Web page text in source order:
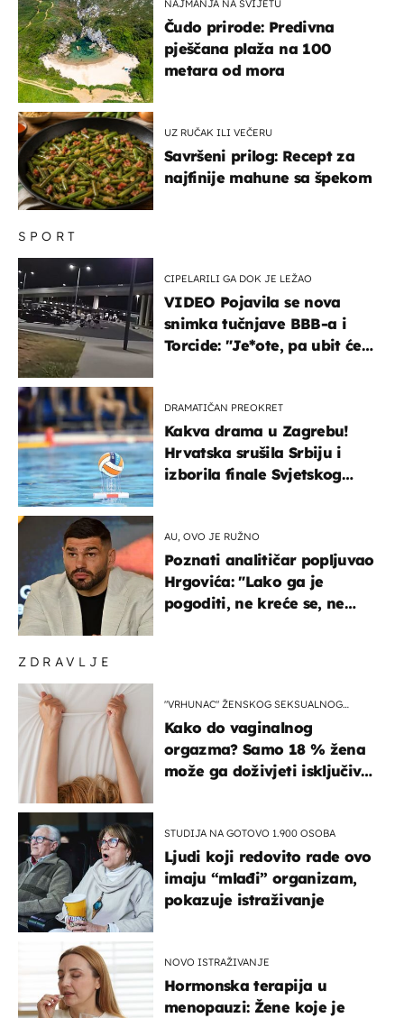
ZDRAVLJE
"VRHUNAC" ŽENSKOG SEKSUALNOG
Kako do vaginalnog
orgazma? Samo 18 % žena
može ga doživjeti isključivo
STUDIJA NA GOTOVO 1.900 OSOBA
Ljudi koji redovito rade ovo
imaju “mlađi” organizam,
pokazuje istraživanje
NOVO ISTRAŽIVANJE
Hormonska terapija u
menopauzi: Žene koje je
SPORT
CIPELARILI GA DOK JE LEŽAO
VIDEO Pojavila se nova
snimka tučnjave BBB-a i
Torcide: "Je*ote, pa ubit će
DRAMATIČAN PREOKRET
Kakva drama u Zagrebu!
Hrvatska srušila Srbiju i
izborila finale Svjetskog
AU, OVO JE RUŽNO
Poznati analitičar popljuvao
Hrgovića: "Lako ga je
pogoditi, ne kreće se, ne
NAJMANJA NA SVIJETU
Čudo prirode: Predivna
pješčana plaža na 100
metara od mora
UZ RUČAK ILI VEČERU
Savršeni prilog: Recept za
najfinije mahune sa špekom